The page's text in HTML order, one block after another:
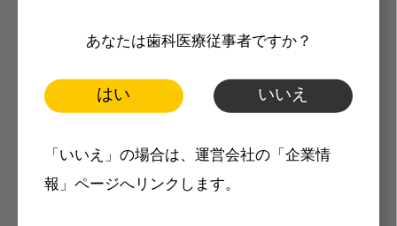
あなたは歯科医療従事者ですか？
はい いいえ
「いいえ」の場合は、運営会社の「企業情
報」ページへリンクします。
製品価格も閲覧可能